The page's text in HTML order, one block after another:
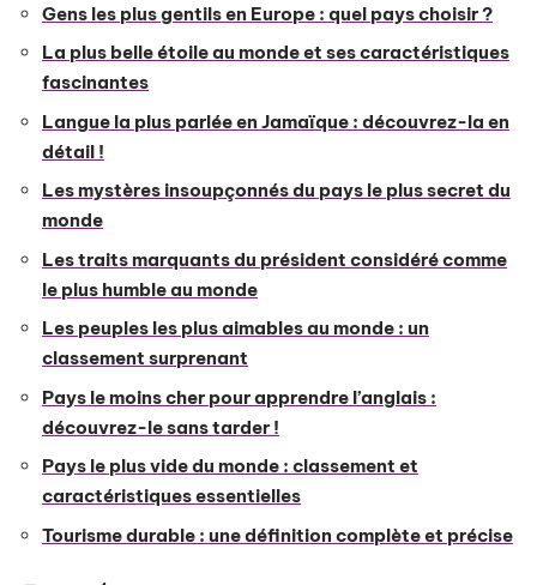
Gens les plus gentils en Europe : quel pays choisir ?
La plus belle étoile au monde et ses caractéristiques
fascinantes
Langue la plus parlée en Jamaïque : découvrez-la en
détail !
Les mystères insoupçonnés du pays le plus secret du
monde
Les traits marquants du président considéré comme
le plus humble au monde
Les peuples les plus aimables au monde : un
classement surprenant
Pays le moins cher pour apprendre l’anglais :
découvrez-le sans tarder !
Pays le plus vide du monde : classement et
caractéristiques essentielles
Tourisme durable : une définition complète et précise